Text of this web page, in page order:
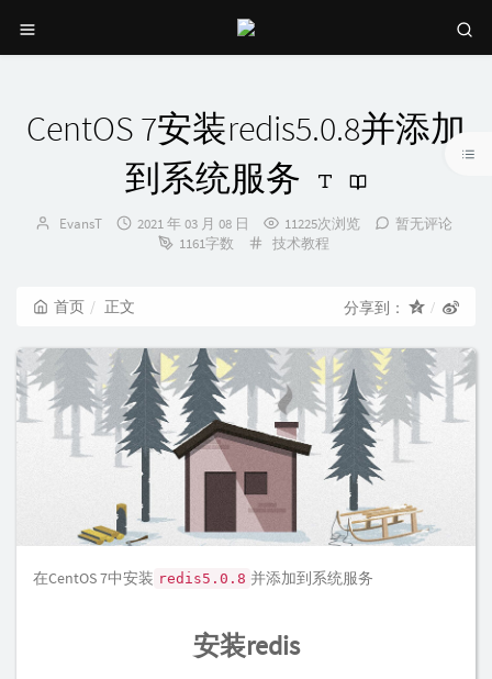
CentOS 7安装redis5.0.8并添加
到系统服务
博
EvansT
发
2021 年 03 月 08 日 11225次浏览
暂无评论
1161字数
分
技术教程
首页 正文 分享到：
在CentOS 7中安装 redis5.0.8 并添加到系统服务
安装redis